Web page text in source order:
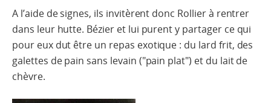
A l’aide de signes, ils invitèrent donc Rollier à rentrer
dans leur hutte. Bézier et lui purent y partager ce qui
pour eux dut être un repas exotique : du lard frit, des
galettes de pain sans levain ("pain plat") et du lait de
chèvre.